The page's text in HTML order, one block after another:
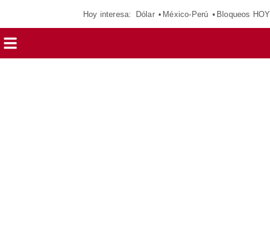
Hoy interesa: Dólar México-Perú Bloqueos HOY